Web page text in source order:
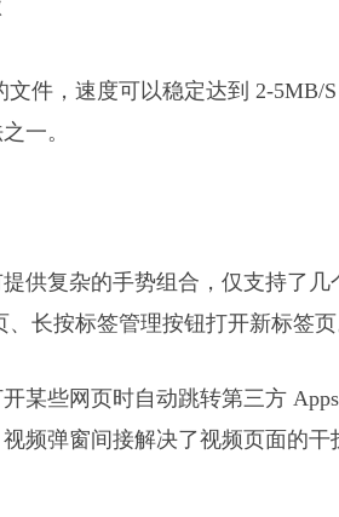
件，速度可以稳定达到 2-5MB/
一。
供复杂的手势组合，仅支持了几
长按标签管理按钮打开新标签页
某些网页时自动跳转第三方
频弹窗间接解决了视频页面的干